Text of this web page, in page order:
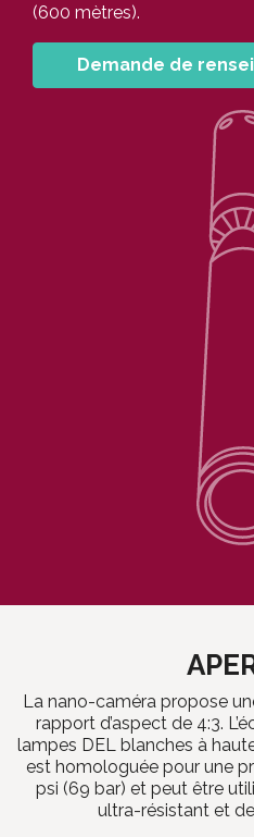
(600 mètres).
Demande de
La nano-caméra propose
rapport d’aspect de 4:3.
lampes DEL blanches à
est homologuée pour une
psi (69 bar) et peut être
ultra-résistant et